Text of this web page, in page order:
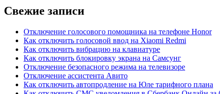
Свежие записи
Отключение голосового помощника на телефоне Honor
Как отключить голосовой ввод на Xiaomi Redmi
Как отключить вибрацию на клавиатуре
Как отключить блокировку экрана на Самсунг
Отключение безопасного режима на телевизоре
Отключение ассистента Авито
Как отключить автопродление на Юле тарифного плана